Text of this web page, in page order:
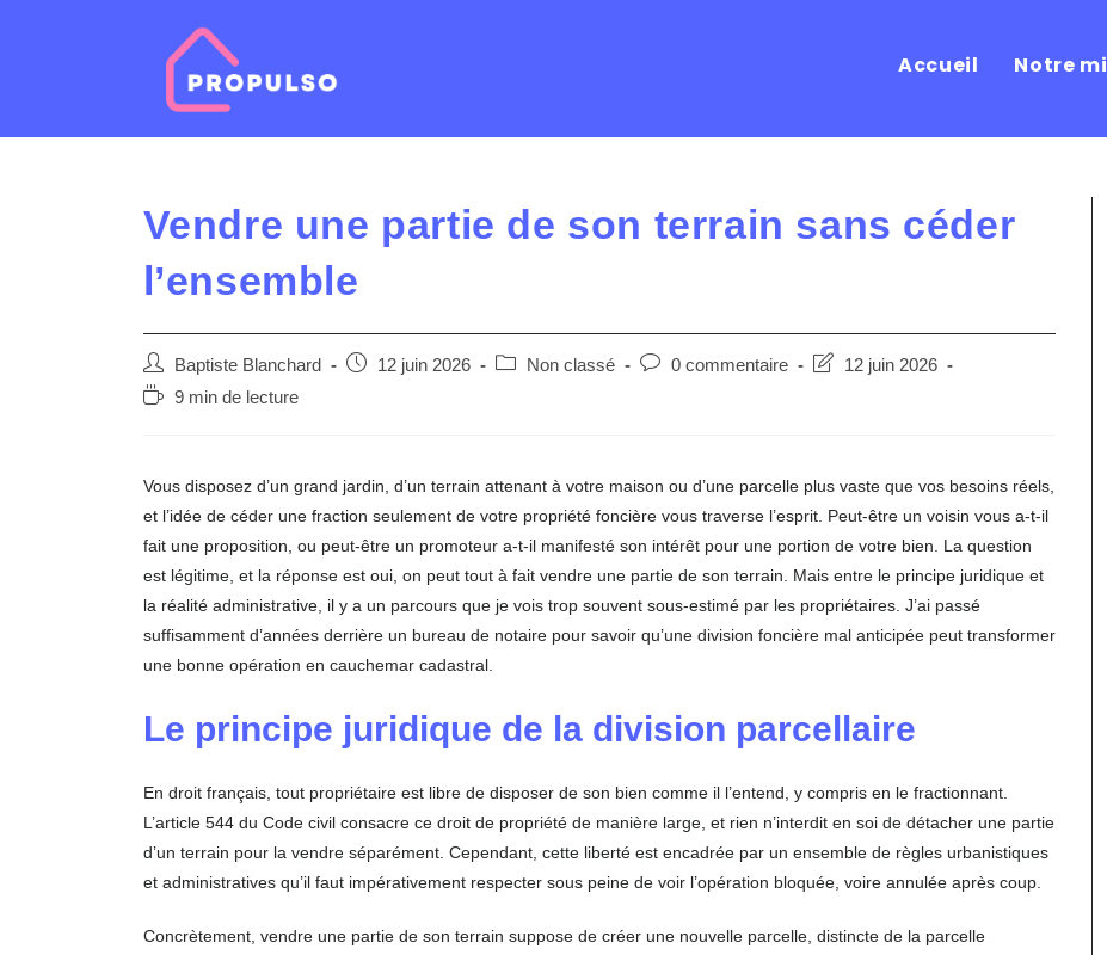
Accueil Notre
Vendre une partie de son terrain sans céder
l’ensemble
Auteur/autrice
de
Baptiste Blanchard
Post 12 juin 2026
Post Non classé
Post0 commentaire
Post 12 juin 2026
Temps9 min de lecture
Vous disposez d’un grand jardin, d’un terrain attenant à votre maison ou d’une parcelle plus vaste que vos besoins réels,
et l’idée de céder une fraction seulement de votre propriété foncière vous traverse l’esprit. Peut-être un voisin vous a-t-il
fait une proposition, ou peut-être un promoteur a-t-il manifesté son intérêt pour une portion de votre bien. La question
est légitime, et la réponse est oui, on peut tout à fait vendre une partie de son terrain. Mais entre le principe juridique et
la réalité administrative, il y a un parcours que je vois trop souvent sous-estimé par les propriétaires. J’ai passé
suffisamment d’années derrière un bureau de notaire pour savoir qu’une division foncière mal anticipée peut transformer
une bonne opération en cauchemar cadastral.
Le principe juridique de la division parcellaire
En droit français, tout propriétaire est libre de disposer de son bien comme il l’entend, y compris en le fractionnant.
L’article 544 du Code civil consacre ce droit de propriété de manière large, et rien n’interdit en soi de détacher une partie
d’un terrain pour la vendre séparément. Cependant, cette liberté est encadrée par un ensemble de règles urbanistiques
et administratives qu’il faut impérativement respecter sous peine de voir l’opération bloquée, voire annulée après coup.
Concrètement, vendre une partie de son terrain suppose de créer une nouvelle parcelle, distincte de la parcelle